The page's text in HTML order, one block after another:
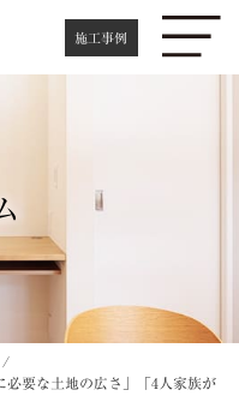
施工事例
必要な土地の広さ」「4人家族が